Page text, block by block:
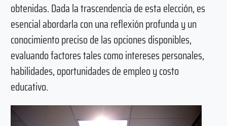
obtenidas. Dada la trascendencia de esta elección, es
esencial abordarla con una reflexión profunda y un
conocimiento preciso de las opciones disponibles,
evaluando factores tales como intereses personales,
habilidades, oportunidades de empleo y costo
educativo.